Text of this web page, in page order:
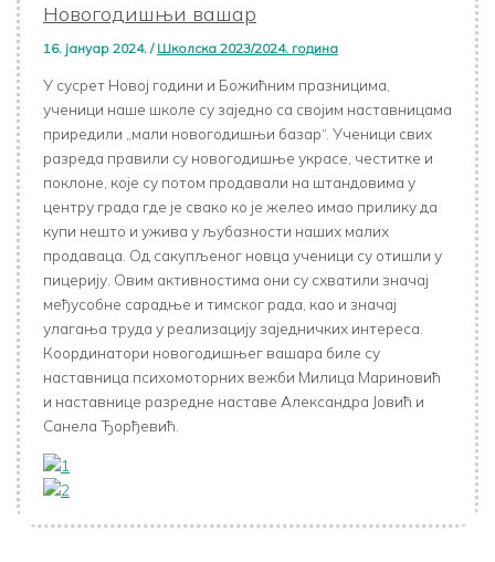
Новогодишњи вашар
16. јануар 2024. / Школска 2023/2024. година
У сусрет Новој години и Божићним празницима,
ученици наше школе су заједно са својим наставницама
приредили „мали новогодишњи базар“. Ученици свих
разреда правили су новогодишње украсе, честитке и
поклоне, које су потом продавали на штандовима у
центру града где је свако ко је желео имао прилику да
купи нешто и ужива у љубазности наших малих
продаваца. Од сакупљеног новца ученици су отишли у
пицерију. Овим активностима они су схватили значај
међусобне сарадње и тимског рада, као и значај
улагања труда у реализацију заједничких интереса.
Координатори новогодишњег вашара биле су
наставница психомоторних вежби Милица Мариновић
и наставнице разредне наставе Александра Јовић и
Санела Ђорђевић.